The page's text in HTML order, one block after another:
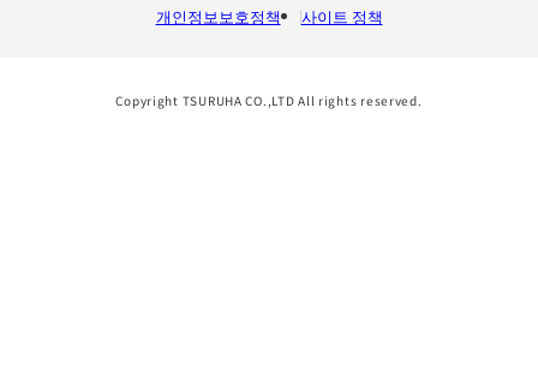
개인정보보호정책 사이트 정책
Copyright TSURUHA CO.,LTD All rights reserved.